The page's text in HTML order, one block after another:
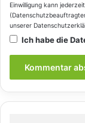
Einwilligung kann
unserer
Ich habe die